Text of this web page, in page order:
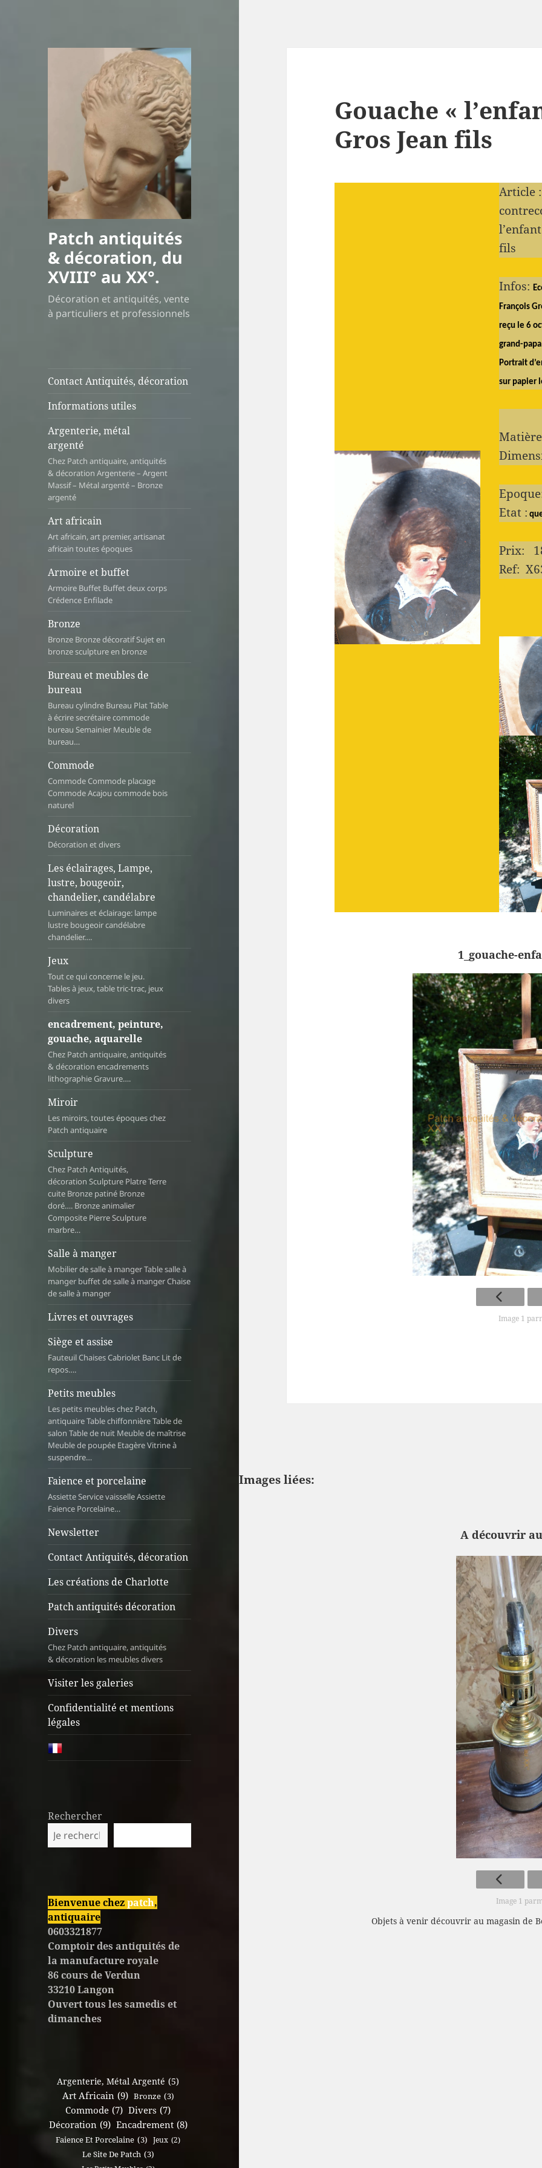
Patch antiquités
& décoration, du
XVIII° au XX°.
Décoration et antiquités, vente
à particuliers et professionnels
Contact Antiquités, décoration
Informations utiles
Argenterie, métal
argenté
Chez Patch antiquaire, antiquités
& décoration Argenterie – Argent
Massif – Métal argenté – Bronze
argenté
Art africain
Art africain, art premier, artisanat
africain toutes époques
Armoire et buffet
Armoire Buffet Buffet deux corps
Crédence Enfilade
Bronze
Bronze Bronze décoratif Sujet en
bronze sculpture en bronze
Bureau et meubles de
bureau
Bureau cylindre Bureau Plat Table
à écrire secrétaire commode
bureau Semainier Meuble de
bureau…
Commode
Commode Commode placage
Commode Acajou commode bois
naturel
Décoration
Décoration et divers
Les éclairages, Lampe,
lustre, bougeoir,
chandelier, candélabre
Luminaires et éclairage: lampe
lustre bougeoir candélabre
chandelier….
Jeux
Tout ce qui concerne le jeu.
Tables à jeux, table tric-trac, jeux
divers
encadrement, peinture,
gouache, aquarelle
Chez Patch antiquaire, antiquités
& décoration encadrements
lithographie Gravure….
Miroir
Les miroirs, toutes époques chez
Patch antiquaire
Sculpture
Chez Patch Antiquités,
décoration Sculpture Platre Terre
cuite Bronze patiné Bronze
doré…. Bronze animalier
Composite Pierre Sculpture
marbre…
Salle à manger
Mobilier de salle à manger Table salle à
manger buffet de salle à manger Chaise
de salle à manger
Livres et ouvrages
Siège et assise
Fauteuil Chaises Cabriolet Banc Lit de
repos….
Petits meubles
Les petits meubles chez Patch,
antiquaire Table chiffonnière Table de
salon Table de nuit Meuble de maîtrise
Meuble de poupée Etagère Vitrine à
suspendre…
Faience et porcelaine
Assiette Service vaisselle Assiette
Faience Porcelaine…
Newsletter
Contact Antiquités, décoration
Les créations de Charlotte
Patch antiquités décoration
Divers
Chez Patch antiquaire, antiquités
& décoration les meubles divers
Visiter les galeries
Confidentialité et mentions
légales
Rechercher
Bienvenue chezpatch,
antiquaire
0603321877
Comptoir des antiquités de
la manufacture royale
86 cours de Verdun
33210 Langon
Ouvert tous les samedis et
dimanches
Argenterie, Métal Argenté (5)
Art Africain (9) Bronze (3)
Commode (7) Divers (7)
Décoration (9) Encadrement (8)
Faience Et Porcelaine (3) Jeux (2)
Le Site De Patch (3)
Gouache «
Gros Jean fils
Article
fils
Infos:
François
reçu le 6
grand-
Portrait
sur papier
Etat :
Prix:
Ref:
1_gouache-
Image 1
Images liées:
A découvrir
Image 1
Objets à venir découvrir au magasin de